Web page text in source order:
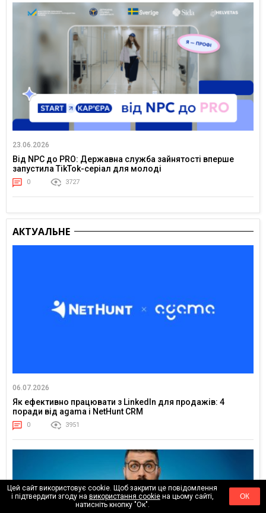
23.06.2026
Від NPC до PRO: Державна служба зайнятості вперше
запустила TikTok-серіал для молоді
0 3727
АКТУАЛЬНЕ
06.07.2026
Як ефективно працювати з LinkedIn для продажів: 4
поради від agama і NetHunt CRM
0 3951
Цей сайт використовує cookie. Щоб закрити це повідомлення
і підтвердити згоду на використання cookieна цьому сайті,
натисніть кнопку "Ок".
ОК